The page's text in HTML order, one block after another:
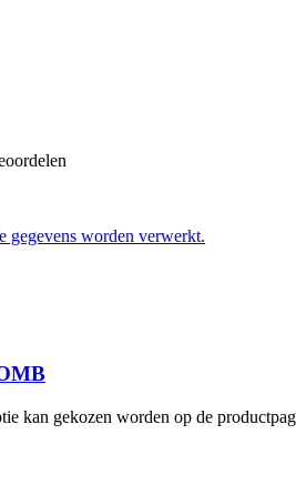
gegevens worden verwerkt.
kan gekozen worden op de